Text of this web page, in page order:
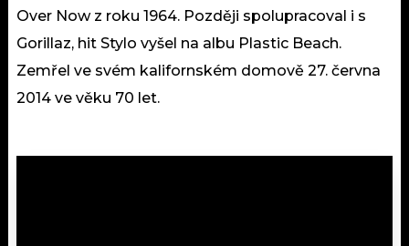
Over Now z roku 1964. Později spolupracoval i s
Gorillaz, hit Stylo vyšel na albu Plastic Beach.
Zemřel ve svém kalifornském domově 27. června
2014 ve věku 70 let.